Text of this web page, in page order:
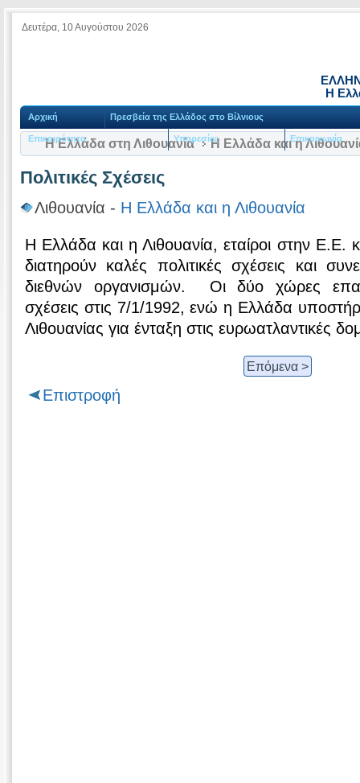
Δευτέρα, 10 Αυγούστου 2026
Η
Αρχική Πρεσβεία της Ελλάδος στο Βίλνιους
Επικαιρότητα Υπηρεσίες Επικοινωνία
Η Ελλάδα στη Λιθουανία Η Ελλάδα και η
Πολιτικές Σχέσεις
Λιθουανία - Η Ελλάδα και η Λιθουανία
Η Ελλάδα και η Λιθουανία, εταίροι στην
διατηρούν καλές πολιτικές σχέσεις και
διεθνών οργανισμών. Οι δύο χώρες
σχέσεις στις 7/1/1992, ενώ η Ελλάδα
Λιθουανίας για ένταξη στις ευρωατλαντικές
Επόμενα >
Επιστροφή